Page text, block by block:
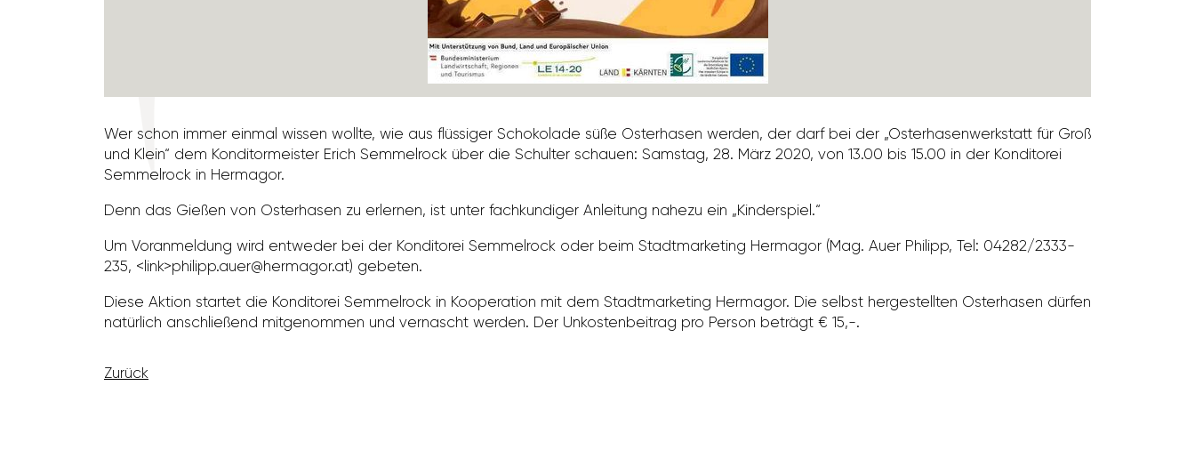
Wer schon immer einmal wissen wollte, wie aus flüs­siger Scho­ko­lade süße Oster­hasen werden, der darf bei der „Oster­ha­sen­werk­statt für Groß
und Klein“ dem Kondi­tor­meister Erich Semmel­rock über die Schulter schauen: Samstag, 28. März 2020, von 13.00 bis 15.00 in der Kondi­torei
Semmel­rock in Hermagor.
Denn das Gießen von Oster­hasen zu erlernen, ist unter fach­kun­diger Anlei­tung nahezu ein „Kinder­spiel.“
Um Voran­mel­dung wird entweder bei der Kondi­torei Semmel­rock oder beim Stadt­mar­ke­ting Hermagor (Mag. Auer Philipp, Tel: 04282/​2333-
235, <link>philipp.auer@hermagor.at) gebeten.
Diese Aktion startet die Kondi­torei Semmel­rock in Koope­ra­tion mit dem Stadt­mar­ke­ting Hermagor. Die selbst herge­stellten Oster­hasen dürfen
natür­lich anschlie­ßend mitge­nommen und vernascht werden. Der Unkos­ten­bei­trag pro Person beträgt € 15,-.
Zurück